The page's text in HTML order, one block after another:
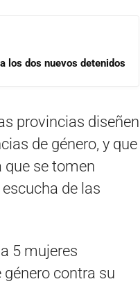
los dos nuevos detenidos
provincias diseñen
de género, y que
que se tomen
de las
5 mujeres
contra su